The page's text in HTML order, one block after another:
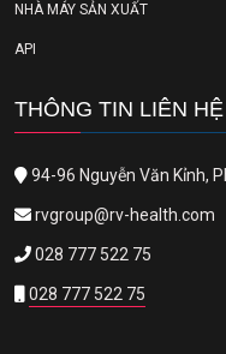
NHÀ MÁY SẢN XUẤT
API
THÔNG TIN LIÊN HỆ
94-96 Nguyễn Văn Kỉnh,
rvgroup@rv-health.com
028 777 522 75
028 777 522 75